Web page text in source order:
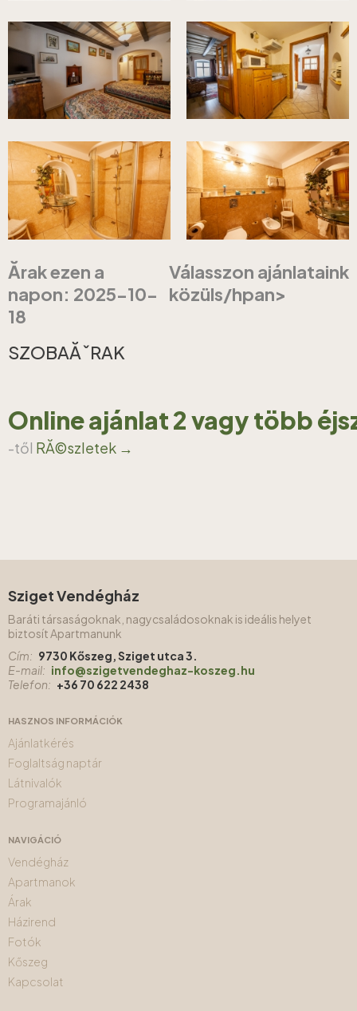
Ărak ezen a
napon: 2025-10-
18
Válasszon ajánlataink
közüls/hpan>
SZOBAĂˇRAK
Online ajánlat 2 vagy több
-től RĂ©szletek →
Sziget Vendégház
Baráti társaságoknak, nagycsaládosoknak is ideális helyet
biztosít Apartmanunk
Cím: 9730 Kőszeg, Sziget utca 3.
E-mail: info@szigetvendeghaz-koszeg.hu
Telefon: +36 70 622 2438
HASZNOS INFORMÁCIÓK
Ajánlatkérés
Foglaltság naptár
Látnivalók
Programajánló
NAVIGÁCIÓ
Vendégház
Apartmanok
Árak
Házirend
Fotók
Kőszeg
Kapcsolat